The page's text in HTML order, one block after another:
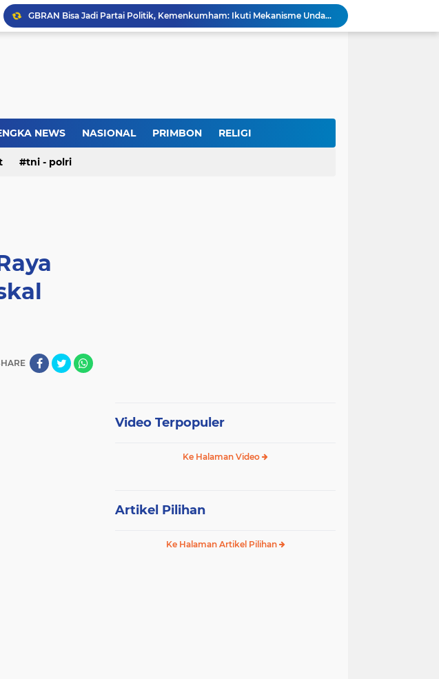
GBRAN Bisa Jadi Partai Politik, Kemenkumham: Ikuti Mekanisme Undang-Undang
Introversion, ChatGPT and Social Phenomena in the Digital Age
Warga Somogede Bersatu Selamatkan Generasi Muda
Dr. KH. AM Mustain Nasoha Kupas Ilmu Muroqobah dan Ma'rifatullah dalam Kajian Kitab Ihya' Ulumuddin
NEWS NASIONAL PRIMBON RELIGI
tni - polri
Video Terpopuler
Ke Halaman Video
Artikel Pilihan
Ke Halaman Artikel Pilihan